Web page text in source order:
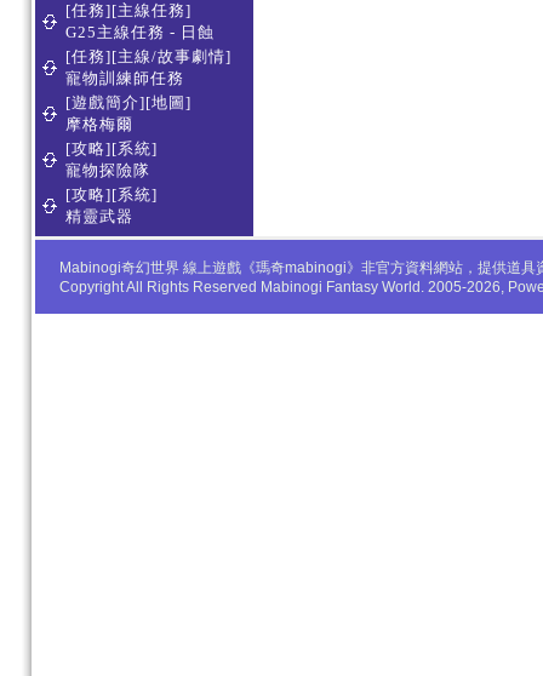
[任務][主線任務]
G25主線任務 - 日蝕
[任務][主線/故事劇情]
寵物訓練師任務
[遊戲簡介][地圖]
摩格梅爾
[攻略][系統]
寵物探險隊
[攻略][系統]
精靈武器
Mabinogi奇幻世界 線上遊戲《瑪奇mabinogi》非官方資料網站，提供道
Copyright All Rights Reserved Mabinogi Fantasy World. 2005-2026,